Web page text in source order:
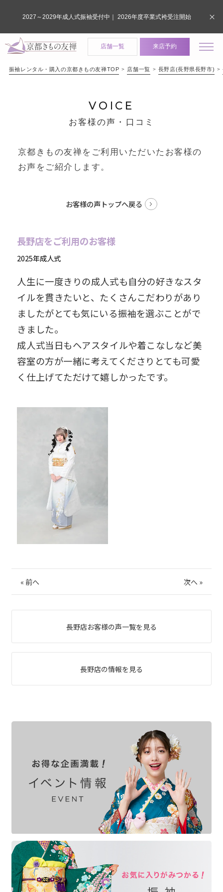
店舗一覧 来店予約
振袖レンタル・購入の京都きもの友禅TOP 店舗一覧 長野店(長野県長野市)
VOICE
お客様の声・口コミ
京都きもの友禅をご利用いただいたお客様の
お声をご紹介します。
お客様の声トップへ戻る
長野店をご利用のお客様
2025年成人式
人生に一度きりの成人式も自分の好きなスタ
イルを貫きたいと、たくさんこだわりがあり
ましたがとても気にいる振袖を選ぶことがで
きました。
成人式当日もヘアスタイルや着こなしなど美
容室の方が一緒に考えてくださりとても可愛
く仕上げてただけて嬉しかったです。
« 前へ 次へ »
長野店お客様の声一覧を見る
長野店の情報を見る
2027～2029年成人式振袖受付中｜ 2026年度卒業式袴受注開始